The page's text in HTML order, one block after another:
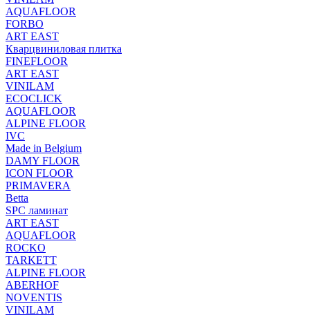
AQUAFLOOR
FORBO
ART EAST
Кварцвиниловая плитка
FINEFLOOR
ART EAST
VINILAM
ECOCLICK
AQUAFLOOR
ALPINE FLOOR
IVC
Made in Belgium
DAMY FLOOR
ICON FLOOR
PRIMAVERA
Betta
SPC ламинат
ART EAST
AQUAFLOOR
ROCKO
TARKETT
ALPINE FLOOR
ABERHOF
NOVENTIS
VINILAM